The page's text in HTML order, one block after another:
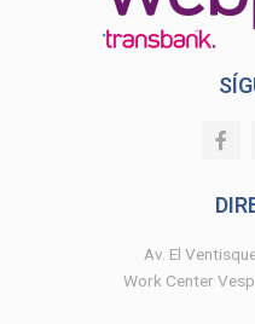
F
a
b
o
k
-
Av. El
Work Center